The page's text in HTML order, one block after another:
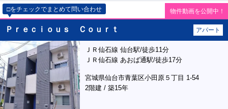
□をチェックでまとめて問い合わせ 物件動画を公開中！
Ｐｒｅｃｉｏｕｓ Ｃｏｕｒｔ アパート
ＪＲ仙石線 仙台駅/徒歩11分
ＪＲ仙石線 あおば通駅/徒歩17分
宮城県仙台市青葉区小田原５丁目 1-54
2階建 / 築15年